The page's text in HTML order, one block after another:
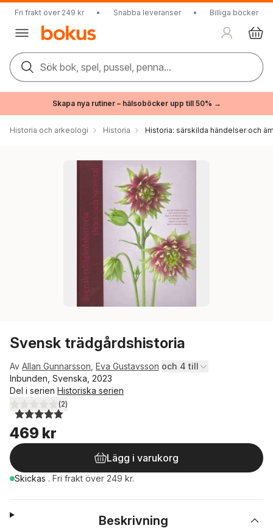
Fri frakt över 249 kr • Snabba leveranser • Billiga böcker
Sök bok, spel, pussel, penna...
Skapa nya rutiner – hälsoböcker upp till 50% →
Historia och arkeologi Historia Historia: särskilda händelser och
Svensk trädgårdshistoria
Av Allan Gunnarsson Eva Gustavsson och 4 till
Inbunden, Svenska, 2023
Del i serien Historiska serien
5,0utav 5 stjärnor. Totalt antal röster:
(2)
469 kr
Lägg i varukorg
Skickas . Fri frakt över 249 kr.
Beskrivning